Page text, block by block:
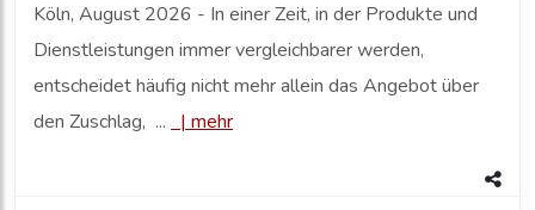
Köln, August 2026 - In einer Zeit, in der Produkte und
Dienstleistungen immer vergleichbarer werden,
entscheidet häufig nicht mehr allein das Angebot über
den Zuschlag, ...
| mehr